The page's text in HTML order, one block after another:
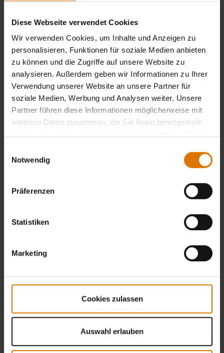
Diese Webseite verwendet Cookies
Wir verwenden Cookies, um Inhalte und Anzeigen zu
personalisieren, Funktionen für soziale Medien anbieten
zu können und die Zugriffe auf unsere Website zu
analysieren. Außerdem geben wir Informationen zu Ihrer
Verwendung unserer Website an unsere Partner für
soziale Medien, Werbung und Analysen weiter. Unsere
Partner führen diese Informationen möglicherweise mit
weiteren Daten zusammen, die Sie ihnen bereitgestellt
Notwendig
Präferenzen
Statistiken
Marketing
Cookies zulassen
Auswahl erlauben